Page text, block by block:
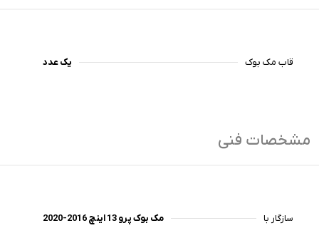
قاب مک بوک یک عدد
مشخصات فنی
سازگار با مک بوک پرو 13 اینچ 2016-2020